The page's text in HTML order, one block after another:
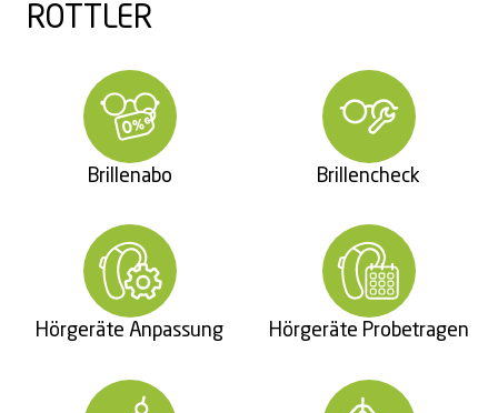
ROTTLER
Brillenabo Brillencheck
Hörgeräte Anpassung Hörgeräte Probetragen